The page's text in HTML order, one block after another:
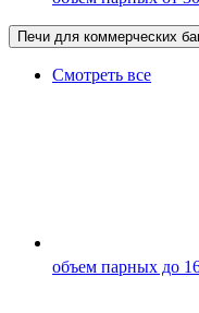
Печи для коммерческих
Смотреть все
объем парных до